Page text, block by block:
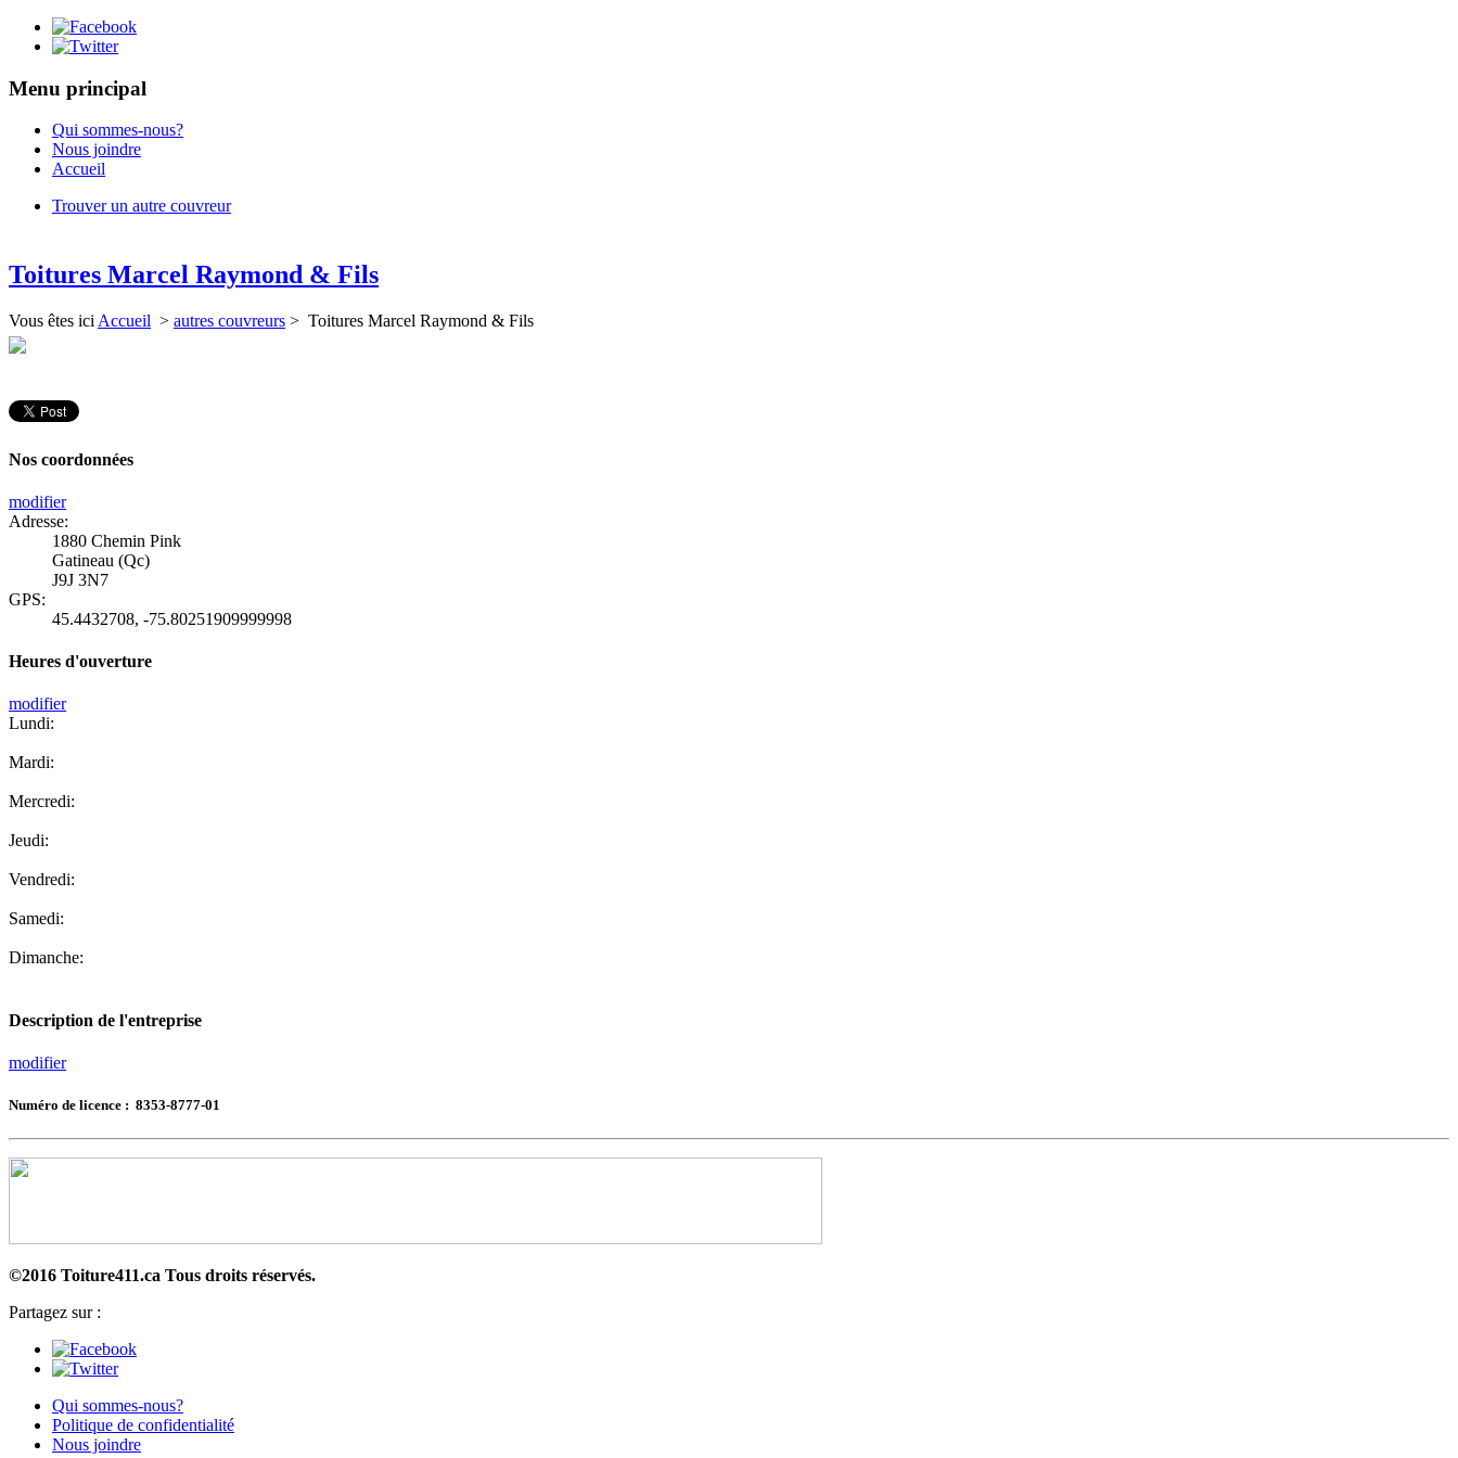
Menu principal
Qui sommes-nous?
Nous joindre
Accueil
Trouver un autre couvreur
Toitures Marcel Raymond & Fils
Vous êtes ici Accueil > autres couvreurs > Toitures Marcel Raymond & Fils
Nos coordonnées
modifier
Adresse:
1880 Chemin Pink
Gatineau (Qc)
J9J 3N7
GPS:
45.4432708, -75.80251909999998
Heures d'ouverture
modifier
Lundi:
Mardi:
Mercredi:
Jeudi:
Vendredi:
Samedi:
Dimanche:
Description de l'entreprise
modifier
Numéro de licence : 8353-8777-01
©2016 Toiture411.ca Tous droits réservés.
Partagez sur :
Qui sommes-nous?
Politique de confidentialité
Nous joindre